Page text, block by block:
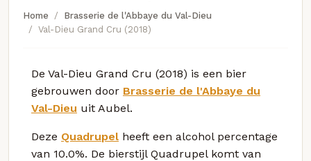
Home
Brasserie de l'Abbaye du Val-Dieu
Val-Dieu Grand Cru (2018)
De Val-Dieu Grand Cru (2018) is een bier
gebrouwen door Brasserie de l'Abbaye du
Val-Dieu uit Aubel.
Deze Quadrupel heeft een alcohol percentage
van 10.0%. De bierstijl Quadrupel komt van